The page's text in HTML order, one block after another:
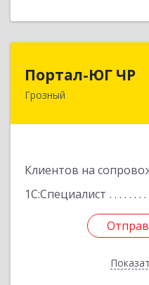
Портал-ЮГ ЧР
Грозный
Клиентов на
1С:Специалист
364906, Чеченская